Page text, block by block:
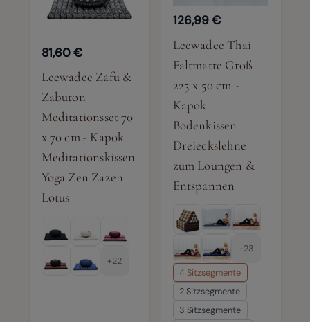
81,60 €
Leewadee Zafu &
Zabuton
Meditationsset 70
x 70 cm - Kapok
Meditationskissen
Yoga Zen Zazen
Lotus
+22
126,99 €
Leewadee Thai
Faltmatte Groß
225 x 50 cm -
Kapok
Bodenkissen
Dreieckslehne
zum Loungen &
Entspannen
+23
4 Sitzsegmente
2 Sitzsegmente
3 Sitzsegmente